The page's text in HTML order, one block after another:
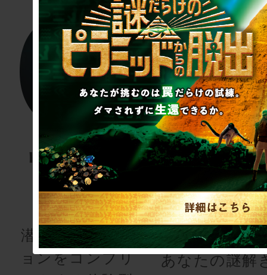
リアル潜入
ゲーム
潜入してミッシ
ョンをコンプリ
謎検
謎解き能
検定
あなたの謎解